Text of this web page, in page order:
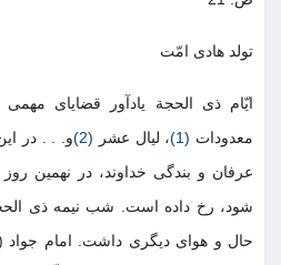
تولد هادى امّت
ايّام ذى الحجة يادآور قضاياى
معدودات (1) ، ليال عشر (2)
و. . . در
عرفان و بندگى خداوند، در نهمين
شود، رخ داده است. شب نيمه ذى
حال و هواى ديگرى داشت. امام جواد